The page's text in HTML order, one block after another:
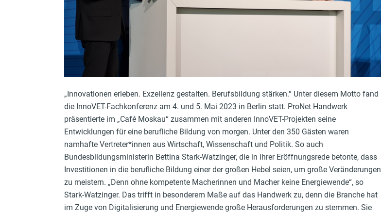
„Innovationen erleben. Exzellenz gestalten. Berufsbildung stärken.“ Unter diesem Motto fand
die InnoVET-Fachkonferenz am 4. und 5. Mai 2023 in Berlin statt. ProNet Handwerk
präsentierte im „Café Moskau“ zusammen mit anderen InnoVET-Projekten seine
Entwicklungen für eine berufliche Bildung von morgen. Unter den 350 Gästen waren
namhafte Vertreter*innen aus Wirtschaft, Wissenschaft und Politik. So auch
Bundesbildungsministerin Bettina Stark-Watzinger, die in ihrer Eröffnungsrede betonte, dass
Investitionen in die berufliche Bildung einer der großen Hebel seien, um große Veränderungen
zu meistern. „Denn ohne kompetente Macherinnen und Macher keine Energiewende“, so
Stark-Watzinger. Das trifft in besonderem Maße auf das Handwerk zu, denn die Branche hat
im Zuge von Digitalisierung und Energiewende große Herausforderungen zu stemmen. Sie